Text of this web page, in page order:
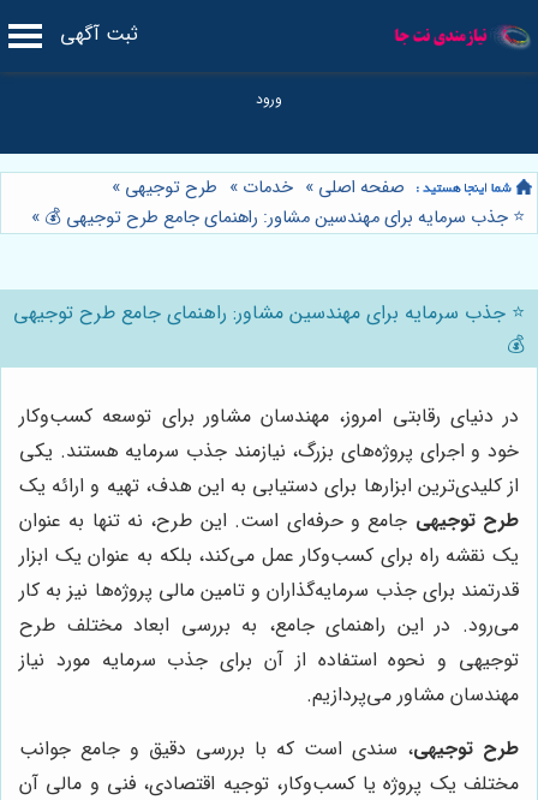
ثبت آگهی
صفحه اصلی » خدمات » طرح توجیهی »
⭐️ جذب سرمایه برای مهندسین مشاور: راهنمای جامع طرح توجیهی 💰 »
⭐️ جذب سرمایه برای مهندسین مشاور: راهنمای جامع طرح توجیهی
💰
در دنیای رقابتی امروز، مهندسان مشاور برای توسعه کسب‌وکار
خود و اجرای پروژه‌های بزرگ، نیازمند جذب سرمایه هستند. یکی
از کلیدی‌ترین ابزارها برای دستیابی به این هدف، تهیه و ارائه یک
طرح توجیهی جامع و حرفه‌ای است. این طرح، نه تنها به عنوان
یک نقشه راه برای کسب‌وکار عمل می‌کند، بلکه به عنوان یک ابزار
قدرتمند برای جذب سرمایه‌گذاران و تامین مالی پروژه‌ها نیز به کار
می‌رود. در این راهنمای جامع، به بررسی ابعاد مختلف طرح
توجیهی و نحوه استفاده از آن برای جذب سرمایه مورد نیاز
مهندسان مشاور می‌پردازیم.
طرح توجیهی، سندی است که با بررسی دقیق و جامع جوانب
مختلف یک پروژه یا کسب‌وکار، توجیه اقتصادی، فنی و مالی آن